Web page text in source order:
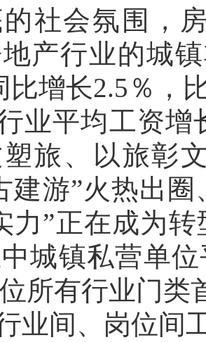
社会氛围，
产行业的城
比增长2.5％，
业平均工资增
旅、以旅彰
建游”火热出
力”正在成为
城镇私营单
所有行业门类
业间、岗位间